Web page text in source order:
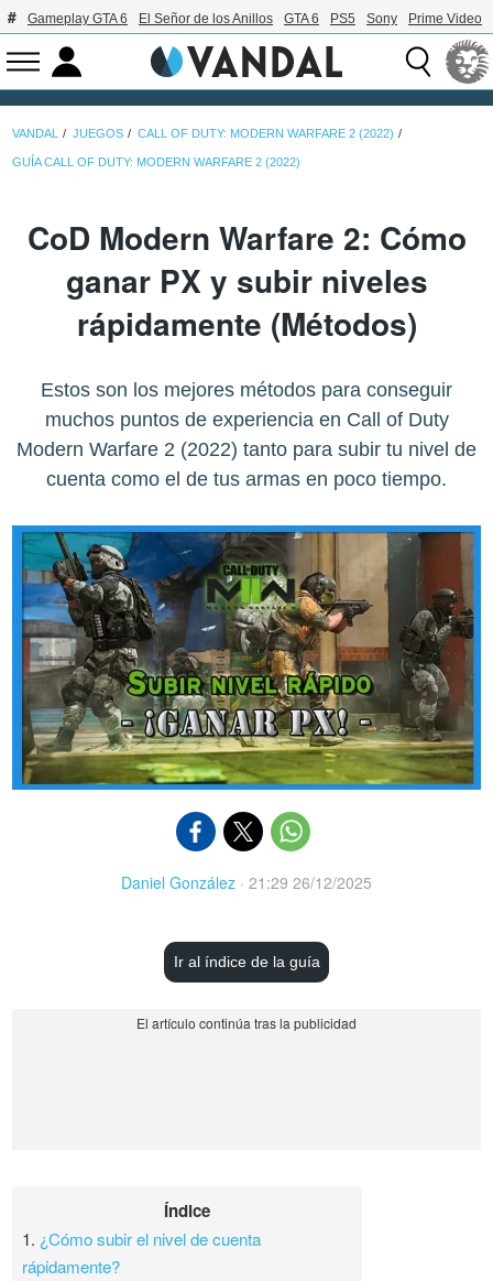
Gameplay GTA 6 El Señor de los Anillos GTA 6 PS5 Sony Prime Video
VANDAL JUEGOS CALL OF DUTY: MODERN WARFARE 2 (2022)
GUÍA CALL OF DUTY: MODERN WARFARE 2 (2022)
CoD Modern Warfare 2: Cómo
ganar PX y subir niveles
rápidamente (Métodos)
Estos son los mejores métodos para conseguir
muchos puntos de experiencia en Call of Duty
Modern Warfare 2 (2022) tanto para subir tu nivel de
cuenta como el de tus armas en poco tiempo.
Daniel González · 21:29 26/12/2025
Ir al índice de la guía
Índice
1. ¿Cómo subir el nivel de cuenta
rápidamente?